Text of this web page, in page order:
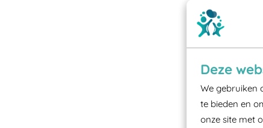
Deze
We gebruiken
te bieden en
onze site met